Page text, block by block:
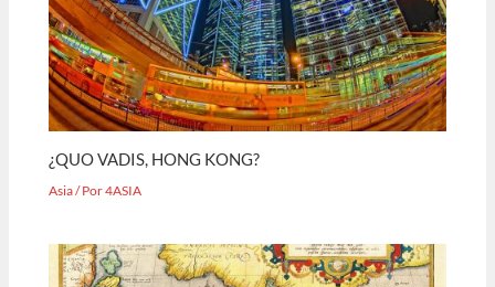
¿QUO VADIS, HONG KONG?
Asia/ Por4ASIA